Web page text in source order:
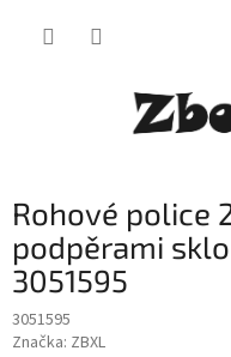
Rohové police
podpěrami
3051595
3051595
Značka: ZBXL